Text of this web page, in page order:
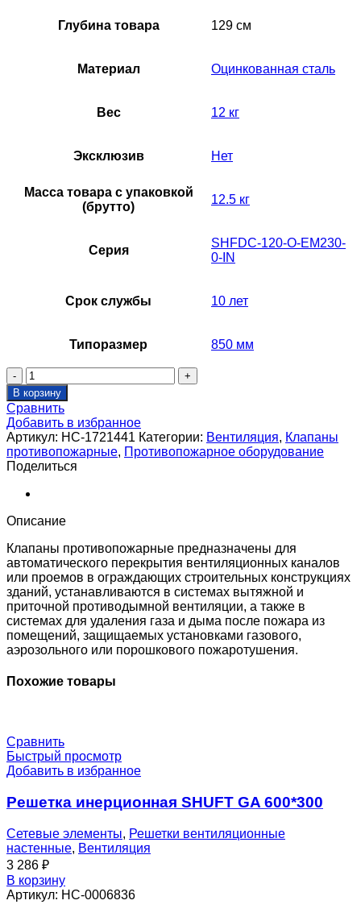
Глубина товара 129 см
Материал Оцинкованная сталь
Вес 12 кг
Эксклюзив Нет
Масса товара с упаковкой
(брутто)
12.5 кг
Серия
SHFDC-120-O-EM230-
0-IN
Срок службы 10 лет
Типоразмер 850 мм
Количество
товара
Клапан
противопожарный
SHUFT
SHFDC-
120-
O-
1150_850-
0-
0-
0
В корзину
Сравнить
Добавить в избранное
Артикул: НС-1721441 Категории: Вентиляция, Клапаны
противопожарные, Противопожарное оборудование
Поделиться
Описание
Клапаны противопожарные предназначены для
автоматического перекрытия вентиляционных каналов
или проемов в ограждающих строительных конструкциях
зданий, устанавливаются в системах вытяжной и
приточной противодымной вентиляции, а также в
системах для удаления газа и дыма после пожара из
помещений, защищаемых установками газового,
аэрозольного или порошкового пожаротушения.
Похожие товары
Сравнить
Быстрый просмотр
Добавить в избранное
Решетка инерционная SHUFT GA 600*300
Сетевые элементы, Решетки вентиляционные
настенные, Вентиляция
3 286 ₽
В корзину
Артикул: НС-0006836